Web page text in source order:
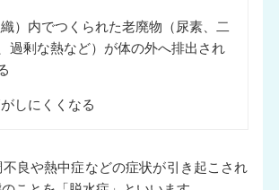
）内でつくられた老廃物（尿素、二
過剰な熱など）が体の外へ排出され
しにくくなる
良や熱中症などの症状が引き起こされ